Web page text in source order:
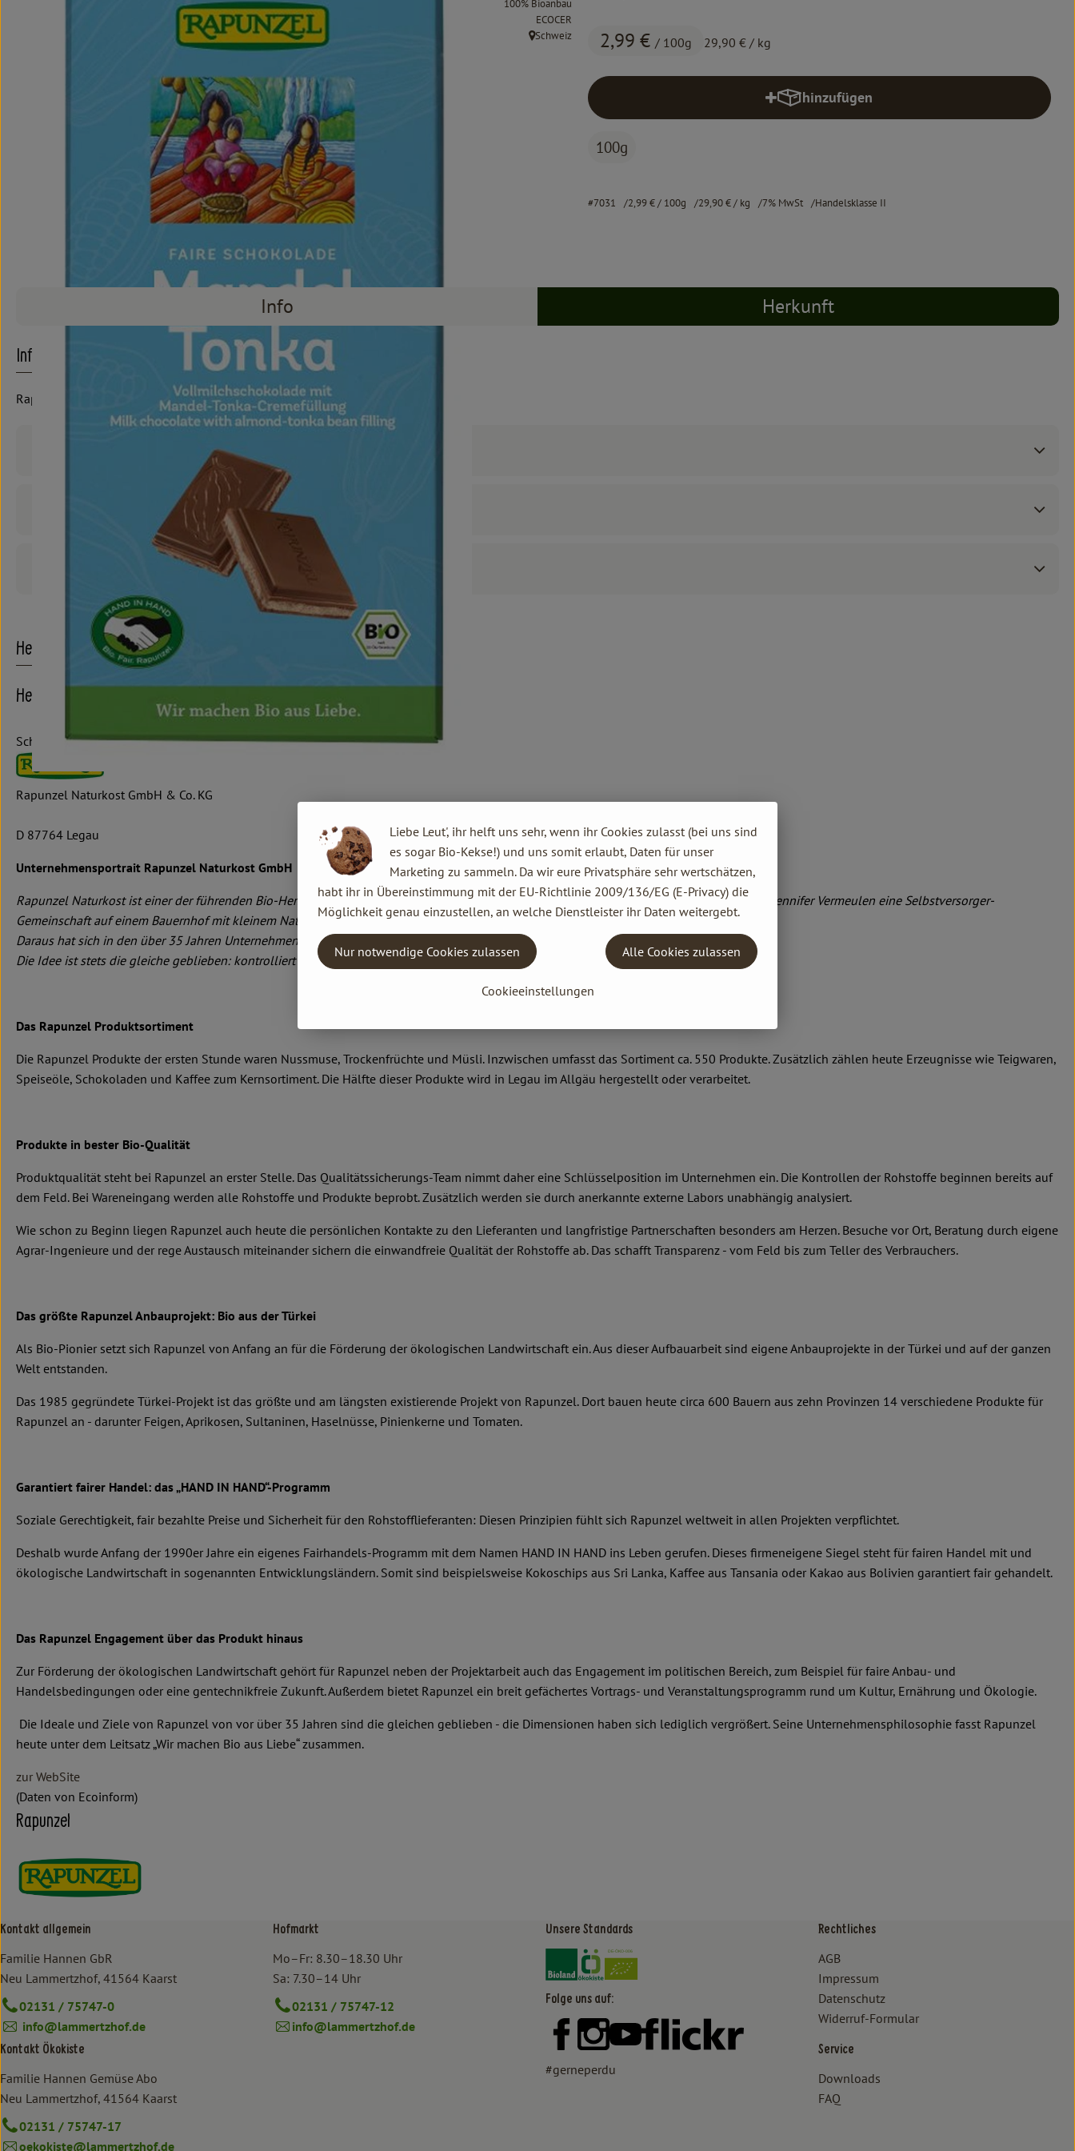
2,99 € / 100g 29,90 € / kg
100% Bioanbau
, Kontrollstelle:
ECOCER
, Herkunft:
Schweiz
hinzufügen
Produkt zum Warenkorb hinzufügen
100g
#7031 2,99 €/ 100g 29,90 €/ kg 7% MwSt Handelsklasse II
Info Herkunft
Info
Rapunzel HIH
Herkunft
Hersteller: Rapunzel
Schweiz
Rapunzel Naturkost GmbH & Co. KG
D 87764 Legau
Unternehmensportrait Rapunzel Naturkost GmbH
Rapunzel Naturkost ist einer der führenden Bio-Hersteller in Europa. Begonnen hat alles ganz klein: 1974 gründeten Joseph Wilhelm und Jennifer Vermeulen eine Selbstversorger-
Gemeinschaft auf einem Bauernhof mit kleinem Naturkostladen im bayerischen Augsburg.
Daraus hat sich in den über 35 Jahren Unternehmensgeschichte ein international agierendes Unternehmen mit 300 Mitarbeitern entwickelt.
Die Idee ist stets die gleiche geblieben: kontrolliert biologische, naturbelassene und vegetarische Lebensmittel herzustellen.
Das Rapunzel Produktsortiment
Die Rapunzel Produkte der ersten Stunde waren Nussmuse, Trockenfrüchte und Müsli. Inzwischen umfasst das Sortiment ca. 550 Produkte. Zusätzlich zählen heute Erzeugnisse wie Teigwaren,
Speiseöle, Schokoladen und Kaffee zum Kernsortiment. Die Hälfte dieser Produkte wird in Legau im Allgäu hergestellt oder verarbeitet.
Produkte in bester Bio-Qualität
Produktqualität steht bei Rapunzel an erster Stelle. Das Qualitätssicherungs-Team nimmt daher eine Schlüsselposition im Unternehmen ein. Die Kontrollen der Rohstoffe beginnen bereits auf
dem Feld. Bei Wareneingang werden alle Rohstoffe und Produkte beprobt. Zusätzlich werden sie durch anerkannte externe Labors unabhängig analysiert.
Wie schon zu Beginn liegen Rapunzel auch heute die persönlichen Kontakte zu den Lieferanten und langfristige Partnerschaften besonders am Herzen. Besuche vor Ort, Beratung durch eigene
Agrar-Ingenieure und der rege Austausch miteinander sichern die einwandfreie Qualität der Rohstoffe ab. Das schafft Transparenz - vom Feld bis zum Teller des Verbrauchers.
Das größte Rapunzel Anbauprojekt: Bio aus der Türkei
Als Bio-Pionier setzt sich Rapunzel von Anfang an für die Förderung der ökologischen Landwirtschaft ein. Aus dieser Aufbauarbeit sind eigene Anbauprojekte in der Türkei und auf der ganzen
Welt entstanden.
Das 1985 gegründete Türkei-Projekt ist das größte und am längsten existierende Projekt von Rapunzel. Dort bauen heute circa 600 Bauern aus zehn Provinzen 14 verschiedene Produkte für
Rapunzel an - darunter Feigen, Aprikosen, Sultaninen, Haselnüsse, Pinienkerne und Tomaten.
Garantiert fairer Handel: das „HAND IN HAND“-Programm
Soziale Gerechtigkeit, fair bezahlte Preise und Sicherheit für den Rohstofflieferanten: Diesen Prinzipien fühlt sich Rapunzel weltweit in allen Projekten verpflichtet.
Deshalb wurde Anfang der 1990er Jahre ein eigenes Fairhandels-Programm mit dem Namen HAND IN HAND ins Leben gerufen. Dieses firmeneigene Siegel steht für fairen Handel mit und
ökologische Landwirtschaft in sogenannten Entwicklungsländern. Somit sind beispielsweise Kokoschips aus Sri Lanka, Kaffee aus Tansania oder Kakao aus Bolivien garantiert fair gehandelt.
Das Rapunzel Engagement über das Produkt hinaus
Zur Förderung der ökologischen Landwirtschaft gehört für Rapunzel neben der Projektarbeit auch das Engagement im politischen Bereich, zum Beispiel für faire Anbau- und
Handelsbedingungen oder eine gentechnikfreie Zukunft. Außerdem bietet Rapunzel ein breit gefächertes Vortrags- und Veranstaltungsprogramm rund um Kultur, Ernährung und Ökologie.
Die Ideale und Ziele von Rapunzel von vor über 35 Jahren sind die gleichen geblieben - die Dimensionen haben sich lediglich vergrößert. Seine Unternehmensphilosophie fasst Rapunzel
heute unter dem Leitsatz „Wir machen Bio aus Liebe“ zusammen.
zur WebSite
(Daten von Ecoinform)
Rapunzel
Kontakt allgemein
Familie Hannen GbR
Neu Lammertzhof, 41564 Kaarst
02131 / 75747-0
info@lammertzhof.de
Kontakt Ökokiste
Familie Hannen Gemüse Abo
Neu Lammertzhof, 41564 Kaarst
02131 / 75747-17
oekokiste@lammertzhof.de
Hofmarkt
Mo–Fr: 8.30–18.30 Uhr
Sa: 7.30–14 Uhr
02131 / 75747-12
info@lammertzhof.de
Unsere Standards
Externer Link zu https://www.bioland.de/verbraucher
Externer Link zu https://www.oekokiste.de/
Folge uns auf:
Externer Link zu https://www.facebook.com/lammertzhof/
Externer Link zu https://www.instagram.com/lammertzhof/
Externer Link zu https://www.youtube.com/channel/
Externer Link zu https://www.flickr.com/photos/
#gerneperdu
Rechtliches
AGB
Impressum
Datenschutz
Widerruf-Formular
Service
Downloads
FAQ
Liebe Leut', ihr helft uns sehr, wenn ihr Cookies zulasst (bei uns sind
es sogar Bio-Kekse!) und uns somit erlaubt, Daten für unser
Marketing zu sammeln. Da wir eure Privatsphäre sehr wertschätzen,
habt ihr in Übereinstimmung mit der EU-Richtlinie 2009/136/EG (E-Privacy) die
Möglichkeit genau einzustellen, an welche Dienstleister ihr Daten weitergebt.
Cookieeinstellungen
Nur notwendige Cookies zulassen Alle Cookies zulassen